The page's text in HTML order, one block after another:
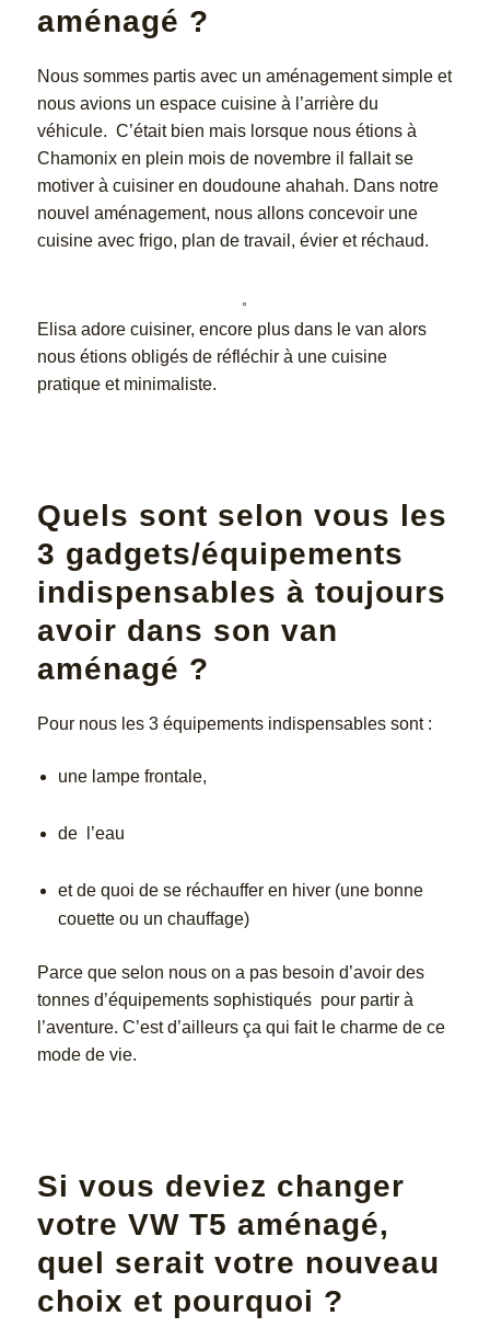
aménagé ?
Nous sommes partis avec un aménagement simple et
nous avions un espace cuisine à l’arrière du
véhicule. C’était bien mais lorsque nous étions à
Chamonix en plein mois de novembre il fallait se
motiver à cuisiner en doudoune ahahah. Dans notre
nouvel aménagement, nous allons concevoir une
cuisine avec frigo, plan de travail, évier et réchaud.
Elisa adore cuisiner, encore plus dans le van alors
nous étions obligés de réfléchir à une cuisine
pratique et minimaliste.
Quels sont selon vous les
3 gadgets/équipements
indispensables à toujours
avoir dans son van
aménagé ?
Pour nous les 3 équipements indispensables sont :
une lampe frontale,
de l’eau
et de quoi de se réchauffer en hiver (une bonne
couette ou un chauffage)
Parce que selon nous on a pas besoin d’avoir des
tonnes d’équipements sophistiqués pour partir à
l’aventure. C’est d’ailleurs ça qui fait le charme de ce
mode de vie.
Si vous deviez changer
votre VW T5 aménagé,
quel serait votre nouveau
choix et pourquoi ?